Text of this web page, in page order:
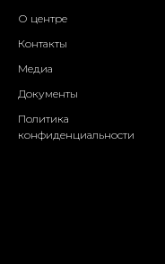
О центре
Контакты
Медиа
Документы
Политика
конфиденциальности